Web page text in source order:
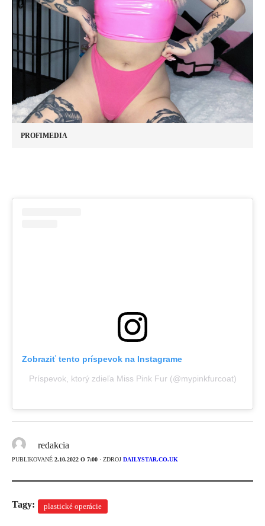
PROFIMEDIA
Zobraziť tento príspevok na Instagrame
Príspevok, ktorý zdieľa Miss Pink Fur (@mypinkfurcoat)
redakcia
PUBLIKOVANÉ 2.10.2022 O 7:00 · ZDROJ DAILYSTAR.CO.UK
Tagy: plastické operácie